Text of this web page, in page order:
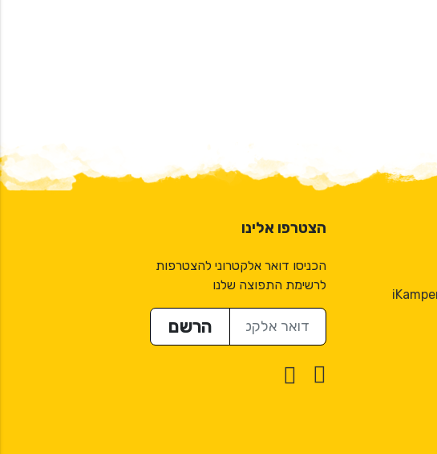
הצטרפו אלינו
הכניסו דואר אלקטרוני להצטרפות
לרשימת התפוצה שלנו
דואר אלקטרוני הרשם